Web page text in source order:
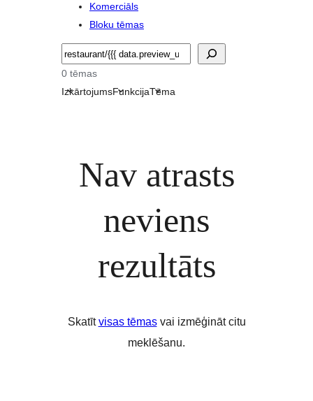
Komerciāls
Bloku tēmas
Meklēt
0 tēmas
IzkārtojumsFunkcijaTēma
Nav atrasts
neviens
rezultāts
Skatītvisas tēmasvai izmēģināt citu
meklēšanu.